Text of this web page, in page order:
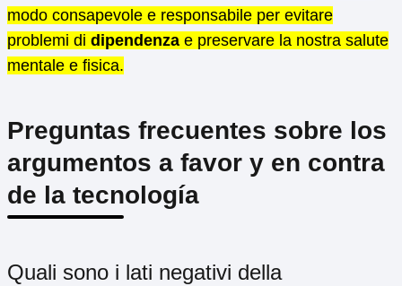
modo consapevole e responsabile per evitare
problemi di dipendenza e preservare la nostra salute
mentale e fisica.
Preguntas frecuentes sobre los
argumentos a favor y en contra
de la tecnología
Quali sono i lati negativi della